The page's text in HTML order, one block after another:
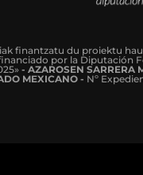
finantzatu du proiektu
por la Diputación
- AZAROSEN SARRERA
MEXICANO - Nº